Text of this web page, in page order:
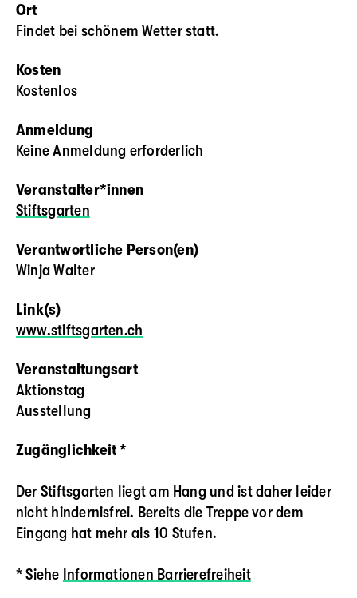
Ort
Findet bei schönem Wetter statt.
Kosten
Kostenlos
Anmeldung
Keine Anmeldung erforderlich
Veranstalter*innen
Stiftsgarten
Verantwortliche Person(en)
Winja Walter
Link(s)
www.stiftsgarten.ch
Veranstaltungsart
Aktionstag
Ausstellung
Zugänglichkeit *
Der Stiftsgarten liegt am Hang und ist daher leider
nicht hindernisfrei. Bereits die Treppe vor dem
Eingang hat mehr als 10 Stufen.
* Siehe Informationen Barrierefreiheit